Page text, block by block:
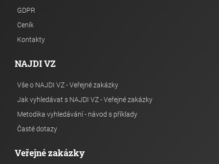
GDPR
Ceník
Kontakty
NAJDI VZ
Vše o NAJDI VZ - Veřejné zakázky
Jak vyhledávat s NAJDI VZ - Veřejné zakázky
Metodika vyhledávání - návod s příklady
Časté dotazy
Veřejné zakázky